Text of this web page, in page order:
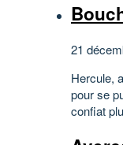
21
Hercule,
pour se
confiat